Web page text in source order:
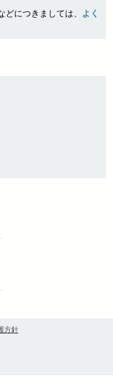
につきましては、 よく
方針